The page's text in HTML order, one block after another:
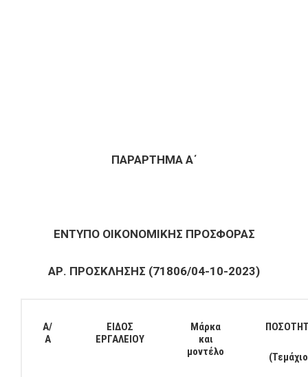
ΠΑΡΑΡΤΗΜΑ Α΄
ΕΝΤΥΠΟ ΟΙΚΟΝΟΜΙΚΗΣ ΠΡΟΣΦΟΡΑΣ
ΑΡ. ΠΡΟΣΚΛΗΣΗΣ (71806/04-10-2023)
Α/
Α
ΕΙΔΟΣ
ΕΡΓΑΛΕΙΟΥ
Μάρκα
και
μοντέλο